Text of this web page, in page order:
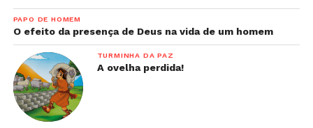
PAPO DE HOMEM
O efeito da presença de Deus na vida de um homem
TURMINHA DA PAZ
A ovelha perdida!